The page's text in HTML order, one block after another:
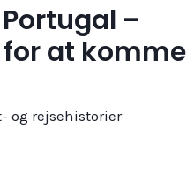
–
at komme
og rejsehistorier